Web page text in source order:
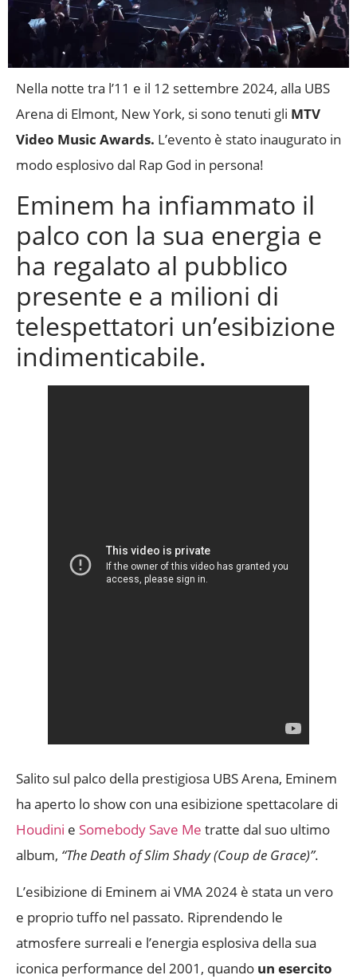
Nella notte tra l’11 e il 12 settembre 2024, alla UBS
Arena di Elmont, New York, si sono tenuti gli MTV
Video Music Awards. L’evento è stato inaugurato in
modo esplosivo dal Rap God in persona!
Eminem ha infiammato il
palco con la sua energia e
ha regalato al pubblico
presente e a milioni di
telespettatori un’esibizione
indimenticabile.
Salito sul palco della prestigiosa UBS Arena, Eminem
ha aperto lo show con una esibizione spettacolare di
Houdini e Somebody Save Me tratte dal suo ultimo
album, “The Death of Slim Shady (Coup de Grace)”.
L’esibizione di Eminem ai VMA 2024 è stata un vero
e proprio tuffo nel passato. Riprendendo le
atmosfere surreali e l’energia esplosiva della sua
iconica performance del 2001, quando un esercito